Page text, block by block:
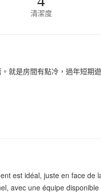
清潔度
就是房間有點冷，過年短期
est idéal, juste en face
avec une équipe